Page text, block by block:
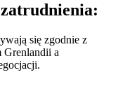
się zgodnie z
Grenlandii a